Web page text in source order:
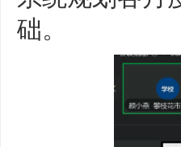
础。